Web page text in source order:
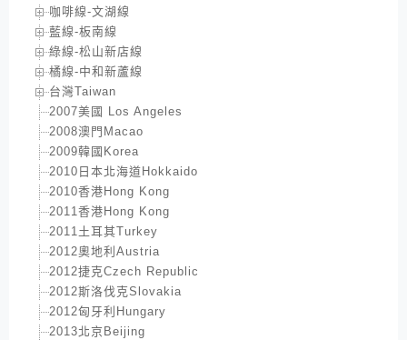
咖啡線-文湖線
藍線-板南線
綠線-松山新店線
橘線-中和新蘆線
台灣Taiwan
2007美國 Los Angeles
2008澳門Macao
2009韓國Korea
2010日本北海道Hokkaido
2010香港Hong Kong
2011香港Hong Kong
2011土耳其Turkey
2012奧地利Austria
2012捷克Czech Republic
2012斯洛伐克Slovakia
2012匈牙利Hungary
2013北京Beijing